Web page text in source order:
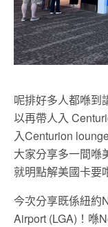
呢排好多人都喺到
以再帶人入
入Centurion
大家分享多一間喺
就明點解美國卡要
今次分享既係紐約
Airport (LGA)！喺